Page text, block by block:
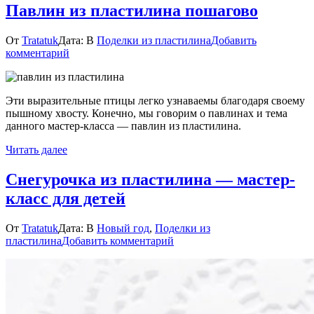
Павлин из пластилина пошагово
От TratatukДата: В Поделки из пластилинаДобавить
комментарий
из
пошагово
Эти выразительные птицы легко узнаваемы благодаря своему
пышному хвосту. Конечно, мы говорим о павлинах и тема
данного мастер-класса — павлин из пластилина.
Читать далее
Снегурочка из пластилина — мастер-
класс для детей
От TratatukДата: В Новый год, Поделки из
пластилинаДобавить комментарий
пластилина